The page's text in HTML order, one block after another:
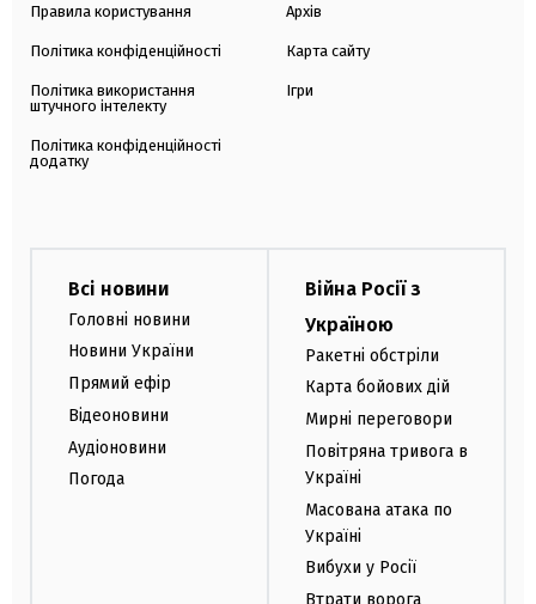
Правила користування
Політика конфіденційності
Політика використання
штучного інтелекту
Політика конфіденційності
додатку
Архів
Карта сайту
Ігри
Всі новини
Головні новини
Новини України
Прямий ефір
Відеоновини
Аудіоновини
Погода
Війна Росії з
Україною
Ракетні обстріли
Карта бойових дій
Мирні переговори
Повітряна тривога в
Україні
Масована атака по
Україні
Вибухи у Росії